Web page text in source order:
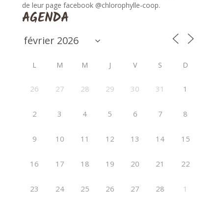
de leur page facebook @chlorophylle-coop.
AGENDA
L M M J V S D
26 27 28 29 30 31 1
2 3 4 5 6 7 8
9 10 11 12 13 14 15
16 17 18 19 20 21 22
23 24 25 26 27 28 1